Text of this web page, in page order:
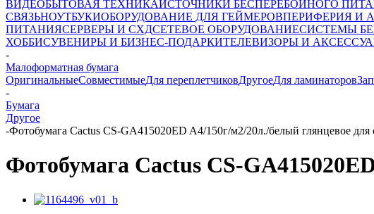
ВИДЕОБЫТОВАЯ ТЕХНИКАИСТОЧНИКИ БЕСПЕРЕБОЙНОГО
СВЯЗЬНОУТБУКИОБОРУДОВАНИЕ ДЛЯ ГЕЙМЕРОВПЕРИФЕРИЯ И
ПИТАНИЯСЕРВЕРЫ И СХДСЕТЕВОЕ ОБОРУДОВАНИЕСИСТЕМЫ
ХОББИСУВЕНИРЫ И БИЗНЕС-ПОДАРКИТЕЛЕВИЗОРЫ И
-
Малоформатная бумага
ОригинальныеСовместимыеДля переплетчиковДругоеДля ламинаторов
-
Бумага
Другое
-Фотобумага Cactus CS-GA415020ED A4/150г/м2/20л./белый глянцевое для
Фотобумага Cactus CS-